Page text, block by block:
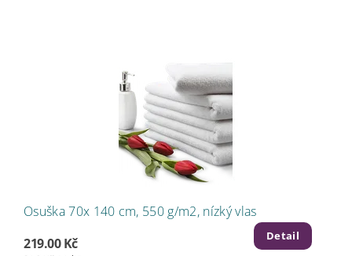
Osuška 70x 140 cm, 550 g/m2, nízký vlas
219.00 Kč
Detail